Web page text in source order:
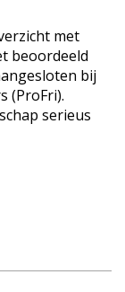
met
beoordeeld
bij
(ProFri).
serieus